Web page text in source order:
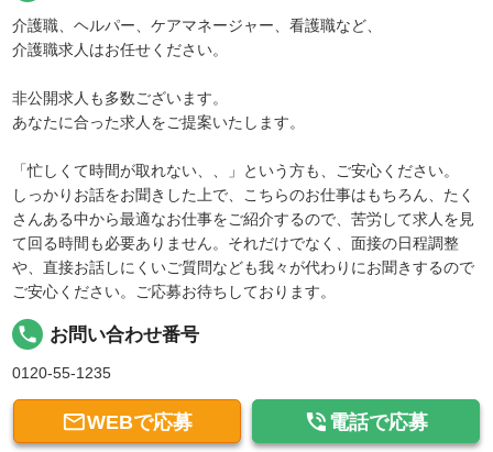
介護職、ヘルパー、ケアマネージャー、看護職など、
介護職求人はお任せください。
非公開求人も多数ございます。
あなたに合った求人をご提案いたします。
「忙しくて時間が取れない、、」という方も、ご安心ください。
しっかりお話をお聞きした上で、こちらのお仕事はもちろん、たく
さんある中から最適なお仕事をご紹介するので、苦労して求人を見
て回る時間も必要ありません。それだけでなく、面接の日程調整
や、直接お話しにくいご質問なども我々が代わりにお聞きするので
ご安心ください。ご応募お待ちしております。
local_phone お問い合わせ番号
0120-55-1235
WEBで応募  電話で応募